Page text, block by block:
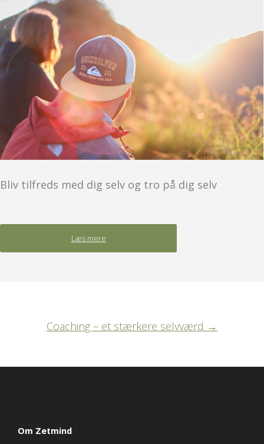
Bliv tilfreds med dig selv og tro på dig selv
Læs mere
Post
Coaching – et stærkere selvværd →
Om Zetmind